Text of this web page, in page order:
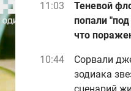
11:03
Теневой
попали
что
10:44
Сорвали
зодиака